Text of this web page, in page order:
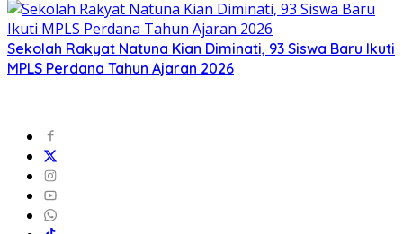
Sekolah Rakyat Natuna Kian Diminati, 93 Siswa Baru Ikuti
MPLS Perdana Tahun Ajaran 2026